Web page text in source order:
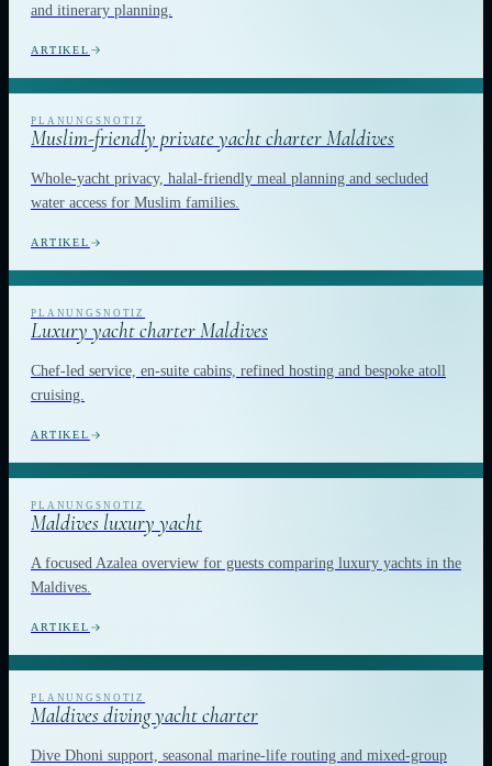
and itinerary planning.
ARTIKEL
Muslim-friendly private yacht charter Maldives
Whole-yacht privacy, halal-friendly meal planning and secluded
water access for Muslim families.
ARTIKEL
Luxury yacht charter Maldives
Chef-led service, en-suite cabins, refined hosting and bespoke atoll
cruising.
ARTIKEL
Maldives luxury yacht
A focused Azalea overview for guests comparing luxury yachts in the
Maldives.
ARTIKEL
Maldives diving yacht charter
Dive Dhoni support, seasonal marine-life routing and mixed-group